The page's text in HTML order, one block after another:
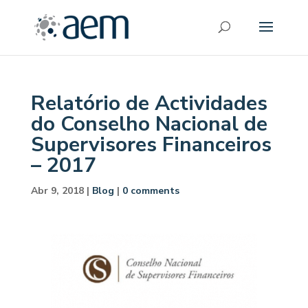
Relatório de Actividades
do Conselho Nacional de
Supervisores Financeiros
– 2017
Abr 9, 2018| Blog | 0 comments